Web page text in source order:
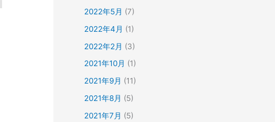
2022年5月 (7)
2022年4月 (1)
2022年2月 (3)
2021年10月 (1)
2021年9月 (11)
2021年8月 (5)
2021年7月 (5)